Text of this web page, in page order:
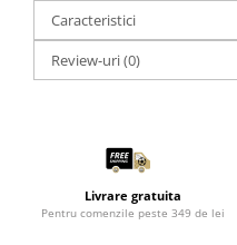
Caracteristici
Review-uri(0)
Livrare gratuita
Pentru comenzile peste 349 de lei